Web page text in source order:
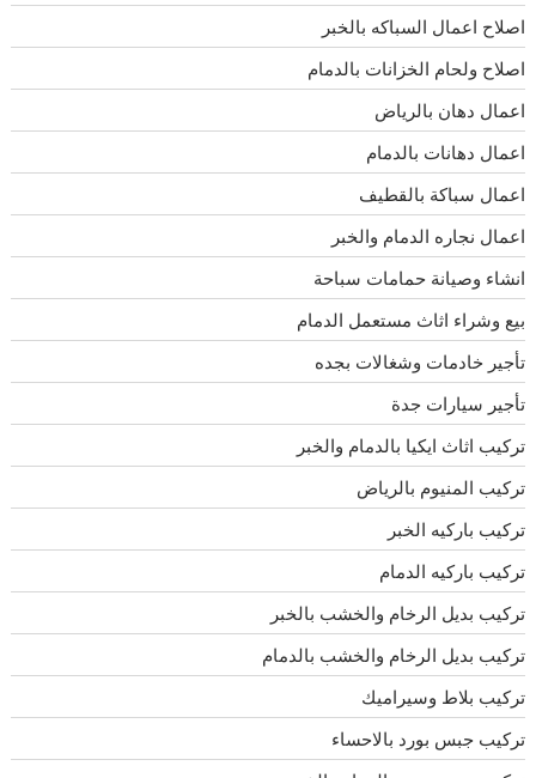
اصلاح اعمال السباكه بالخبر
اصلاح ولحام الخزانات بالدمام
اعمال دهان بالرياض
اعمال دهانات بالدمام
اعمال سباكة بالقطيف
اعمال نجاره الدمام والخبر
انشاء وصيانة حمامات سباحة
بيع وشراء اثاث مستعمل الدمام
تأجير خادمات وشغالات بجده
تأجير سيارات جدة
تركيب اثاث ايكيا بالدمام والخبر
تركيب المنيوم بالرياض
تركيب باركيه الخبر
تركيب باركيه الدمام
تركيب بديل الرخام والخشب بالخبر
تركيب بديل الرخام والخشب بالدمام
تركيب بلاط وسيراميك
تركيب جبس بورد بالاحساء